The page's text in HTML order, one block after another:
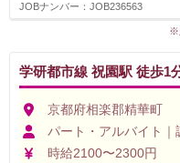
JOBナンバー：JOB236563
※
学研都市線 祝園駅 徒歩1
京都府相楽郡精華町
パート・アルバイト｜
時給2100〜2300円